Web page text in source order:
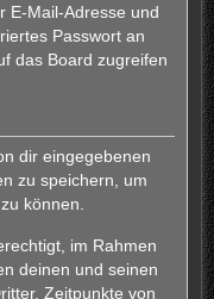
E-Mail-Adresse und
Passwort an
das Board zugreifen
dir eingegebenen
zu speichern, um
können.
im Rahmen
deinen und seinen
Zeitpunkte von